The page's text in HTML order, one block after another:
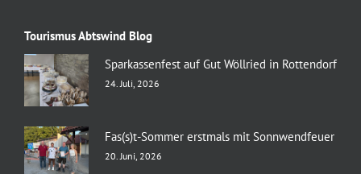
Tourismus Abtswind Blog
Sparkassenfest auf Gut Wöllried in Rottendorf
24. Juli, 2026
Fas(s)t-Sommer erstmals mit Sonnwendfeuer
20. Juni, 2026